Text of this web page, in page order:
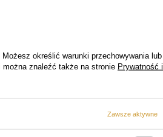
. Możesz określić warunki przechowywania lub
można znaleźć także na stronie Prywatność i
Zawsze aktywne